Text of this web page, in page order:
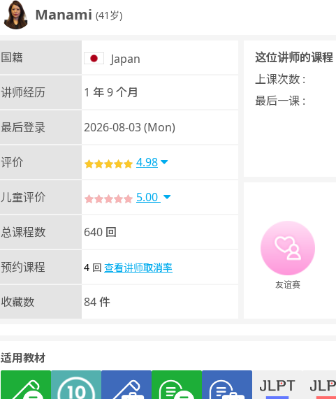
Manami (41岁)
国籍 Japan
讲师经历 1 年 9 个月
最后登录 2026-08-03 (Mon)
评价 4.98
儿童评价 5.00
总课程数 640 回
预约课程 4 回 查看讲师取消率
收藏数 84 件
这位讲师的课程
上课次数 :
最后一课 :
友谊赛
适用教材